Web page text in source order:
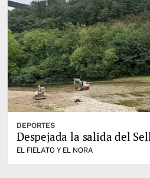
DEPORTES
Despejada la salida del
EL FIELATO Y EL NORA